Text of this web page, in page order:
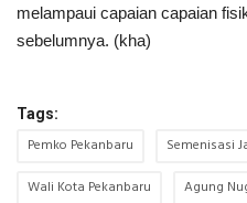
melampaui capaian capaian
sebelumnya. (kha)
Tags:
Pemko Pekanbaru Semenisasi
Wali Kota Pekanbaru
Agung